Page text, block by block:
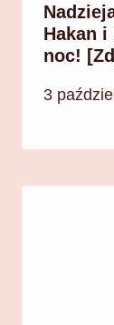
Hakan i
noc!
3